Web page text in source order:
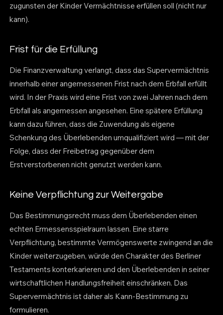
zugunsten der Kinder Vermächtnisse erfüllen soll (nicht nur
kann).
Frist für die Erfüllung
Die Finanzverwaltung verlangt, dass das Supervermächtnis
innerhalb einer angemessenen Frist nach dem Erbfall erfüllt
wird. In der Praxis wird eine Frist von zwei Jahren nach dem
Erbfall als angemessen angesehen. Eine spätere Erfüllung
kann dazu führen, dass die Zuwendung als eigene
Schenkung des Überlebenden umqualifiziert wird — mit der
Folge, dass der Freibetrag gegenüber dem
Erstverstorbenen nicht genutzt werden kann.
Keine Verpflichtung zur Weitergabe
Das Bestimmungsrecht muss dem Überlebenden einen
echten Ermessensspielraum lassen. Eine starre
Verpflichtung, bestimmte Vermögenswerte zwingend an die
Kinder weiterzugeben, würde den Charakter des Berliner
Testaments konterkarieren und den Überlebenden in seiner
wirtschaftlichen Handlungsfreiheit einschränken. Das
Supervermächtnis ist daher als Kann-Bestimmung zu
formulieren.